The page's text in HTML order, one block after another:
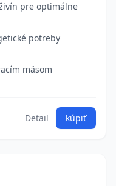
pre optimálne
potreby
mäsom
Detail kúpiť